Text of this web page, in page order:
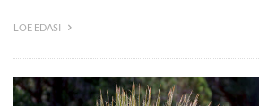
LOE EDASI